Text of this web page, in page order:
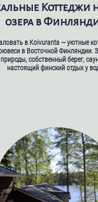
Коттеджи
озера в
в Koivuranta — уютные
в Восточной Финляндии.
собственный берег,
настоящий финский отдых у